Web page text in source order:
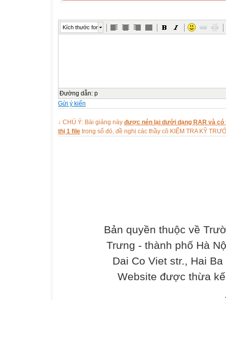
Kích thước font
Đường dẫn: p
Gửi ý kiến
↓ CHÚ Ý: Bài giảng này được nén lại dưới dạng RAR và có
thị 1 file trong số đó, đề nghị các thầy cô KIỂM TRA KỸ
Bản quyền thuộc về
Trưng - thành phố Hà
Dai Co Viet str., Hai
Website được thừa